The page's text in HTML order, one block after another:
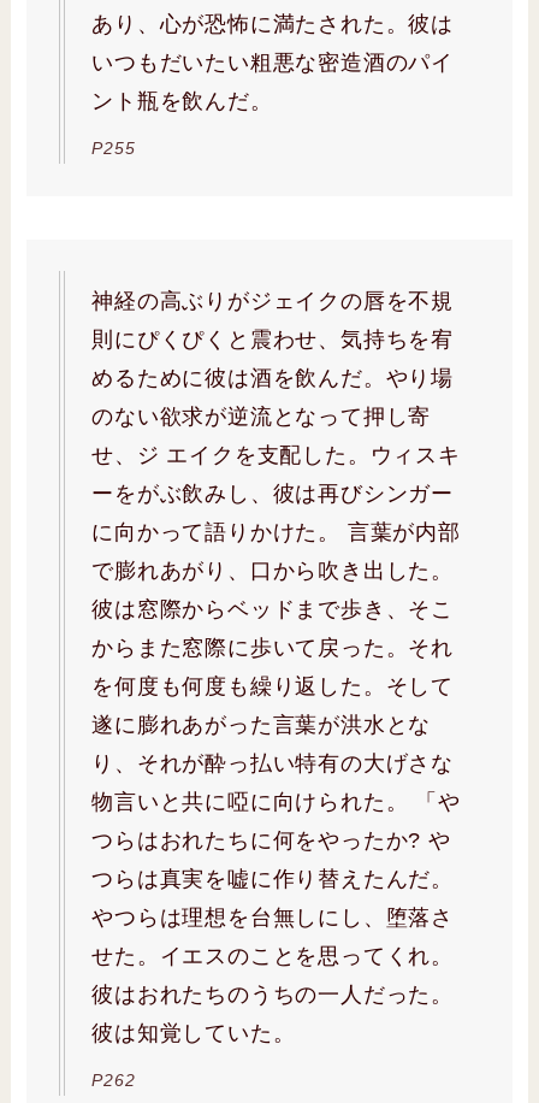
あり、心が恐怖に満たされた。彼は
いつもだいたい粗悪な密造酒のパイ
ント瓶を飲んだ。
P255
神経の高ぶりがジェイクの唇を不規
則にぴくぴくと震わせ、気持ちを宥
めるために彼は酒を飲んだ。やり場
のない欲求が逆流となって押し寄
せ、ジ エイクを支配した。ウィスキ
ーをがぶ飲みし、彼は再びシンガー
に向かって語りかけた。 言葉が内部
で膨れあがり、口から吹き出した。
彼は窓際からベッドまで歩き、そこ
からまた窓際に歩いて戻った。それ
を何度も何度も繰り返した。そして
遂に膨れあがった言葉が洪水とな
り、それが酔っ払い特有の大げさな
物言いと共に啞に向けられた。 「や
つらはおれたちに何をやったか? や
つらは真実を嘘に作り替えたんだ。
やつらは理想を台無しにし、堕落さ
せた。イエスのことを思ってくれ。
彼はおれたちのうちの一人だった。
彼は知覚していた。
P262